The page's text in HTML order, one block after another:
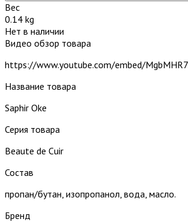
Вес
0.14 kg
Нет в наличии
Видео обзор товара
https://www.youtube.com/embed/
Название товара
Saphir Oke
Серия товара
Beaute de Cuir
Состав
пропан/бутан, изопропанол, вода, масло.
Бренд